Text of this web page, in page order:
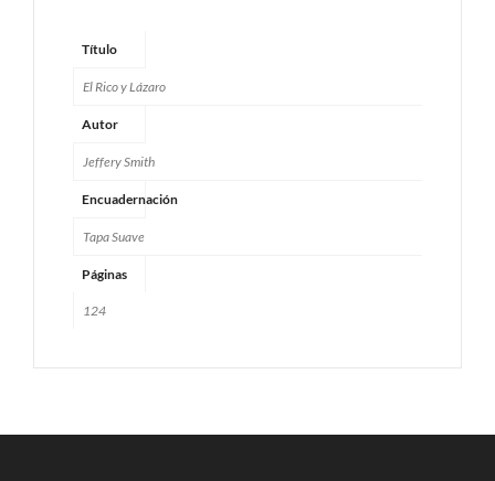
Título
El Rico y Lázaro
Autor
Jeffery Smith
Encuadernación
Tapa Suave
Páginas
124